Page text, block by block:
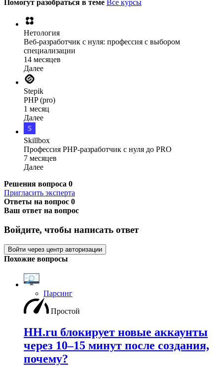
Помогут разобраться в теме Все курсы
Нетология
Веб-разработчик с нуля: профессия с выбором
специализации
14 месяцев
Далее
Stepik
PHP (pro)
1 месяц
Далее
Skillbox
Профессия PHP-разработчик с нуля до PRO
7 месяцев
Далее
Решения вопроса 0
Пригласить эксперта
Ответы на вопрос 0
Ваш ответ на вопрос
Войдите, чтобы написать ответ
Войти через центр авторизации
Похожие вопросы
Парсинг
Простой
HH.ru блокирует новые аккаунты
через 10–15 минут после создания,
почему?